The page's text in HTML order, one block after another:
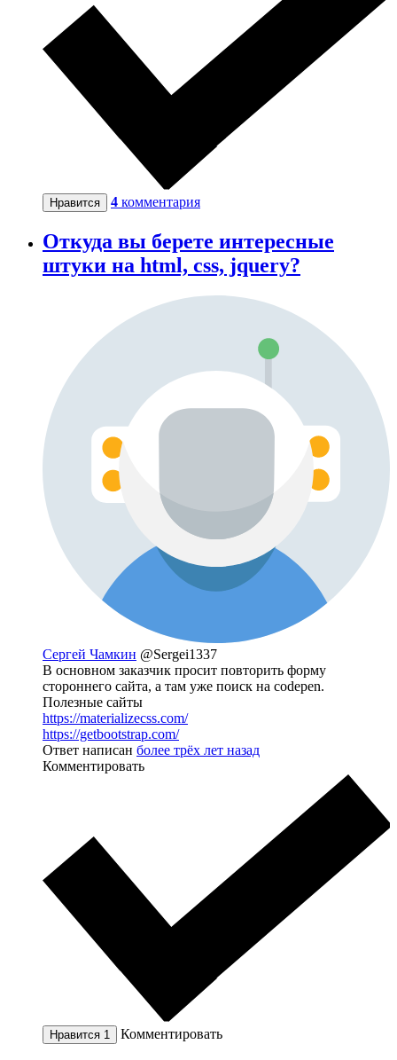
Нравится 4 комментария
Откуда вы берете интересные
штуки на html, css, jquery?
Сергей Чамкин @Sergei1337
В основном заказчик просит повторить форму
стороннего сайта, а там уже поиск на codepen.
Полезные сайты
https://materializecss.com/
https://getbootstrap.com/
Ответ написан более трёх лет назад
Комментировать
Нравится 1 Комментировать